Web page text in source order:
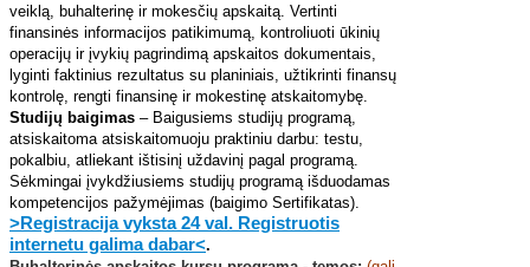
veiklą, buhalterinę ir mokesčių apskaitą. Vertinti
finansinės informacijos patikimumą, kontroliuoti ūkinių
operacijų ir įvykių pagrindimą apskaitos dokumentais,
lyginti faktinius rezultatus su planiniais, užtikrinti finansų
kontrolę, rengti finansinę ir mokestinę atskaitomybę.
Studijų baigimas – Baigusiems studijų programą,
atsiskaitoma atsiskaitomuoju praktiniu darbu: testu,
pokalbiu, atliekant ištisinį uždavinį pagal programą.
Sėkmingai įvykdžiusiems studijų programą išduodamas
kompetencijos pažymėjimas (baigimo Sertifikatas).
>Registracija vyksta 24 val. Registruotis
internetu galima dabar<.